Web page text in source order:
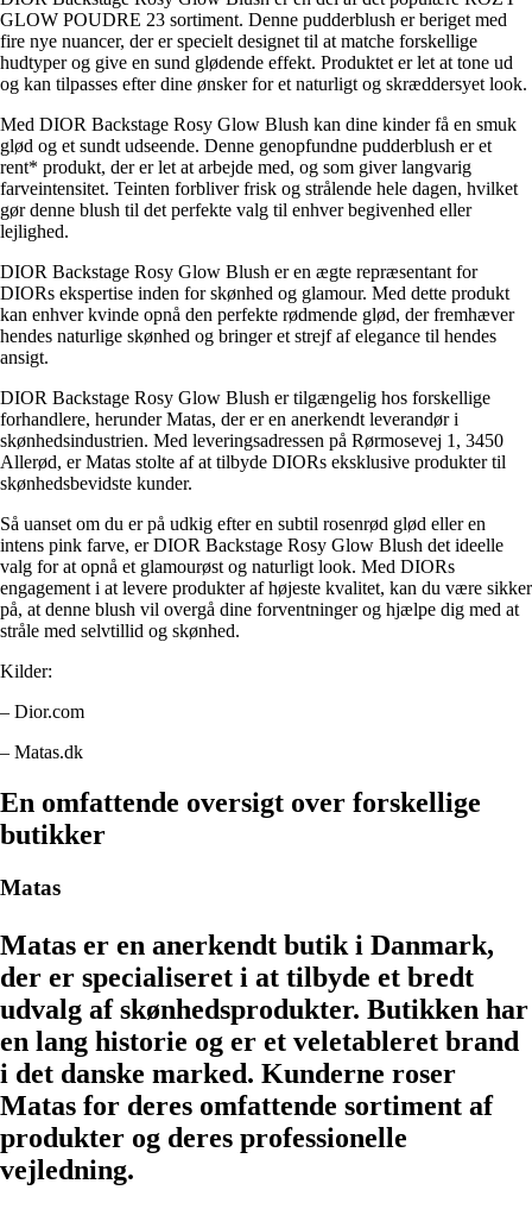
GLOW POUDRE 23 sortiment. Denne pudderblush er beriget med
fire nye nuancer, der er specielt designet til at matche forskellige
hudtyper og give en sund glødende effekt. Produktet er let at tone ud
og kan tilpasses efter dine ønsker for et naturligt og skræddersyet look.
Med DIOR Backstage Rosy Glow Blush kan dine kinder få en smuk
glød og et sundt udseende. Denne genopfundne pudderblush er et
rent* produkt, der er let at arbejde med, og som giver langvarig
farveintensitet. Teinten forbliver frisk og strålende hele dagen, hvilket
gør denne blush til det perfekte valg til enhver begivenhed eller
lejlighed.
DIOR Backstage Rosy Glow Blush er en ægte repræsentant for
DIORs ekspertise inden for skønhed og glamour. Med dette produkt
kan enhver kvinde opnå den perfekte rødmende glød, der fremhæver
hendes naturlige skønhed og bringer et strejf af elegance til hendes
ansigt.
DIOR Backstage Rosy Glow Blush er tilgængelig hos forskellige
forhandlere, herunder Matas, der er en anerkendt leverandør i
skønhedsindustrien. Med leveringsadressen på Rørmosevej 1, 3450
Allerød, er Matas stolte af at tilbyde DIORs eksklusive produkter til
skønhedsbevidste kunder.
Så uanset om du er på udkig efter en subtil rosenrød glød eller en
intens pink farve, er DIOR Backstage Rosy Glow Blush det ideelle
valg for at opnå et glamourøst og naturligt look. Med DIORs
engagement i at levere produkter af højeste kvalitet, kan du være sikker
på, at denne blush vil overgå dine forventninger og hjælpe dig med at
stråle med selvtillid og skønhed.
Kilder:
– Dior.com
– Matas.dk
En omfattende oversigt over forskellige
butikker
Matas
Matas er en anerkendt butik i Danmark,
der er specialiseret i at tilbyde et bredt
udvalg af skønhedsprodukter. Butikken har
en lang historie og er et veletableret brand
i det danske marked. Kunderne roser
Matas for deres omfattende sortiment af
produkter og deres professionelle
vejledning.